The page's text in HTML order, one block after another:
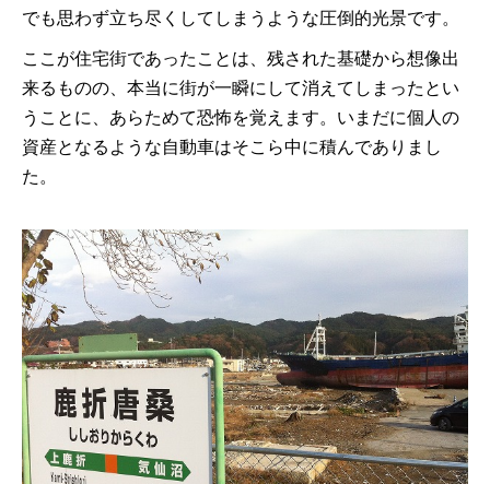
でも思わず立ち尽くしてしまうような圧倒的光景です。
ここが住宅街であったことは、残された基礎から想像出
来るものの、本当に街が一瞬にして消えてしまったとい
うことに、あらためて恐怖を覚えます。いまだに個人の
資産となるような自動車はそこら中に積んでありまし
た。